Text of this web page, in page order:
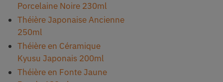
Porcelaine Noire 230ml
Théière Japonaise Ancienne
250ml
Théière en Céramique
Kyusu Japonais 200ml
Théière en Fonte Jaune